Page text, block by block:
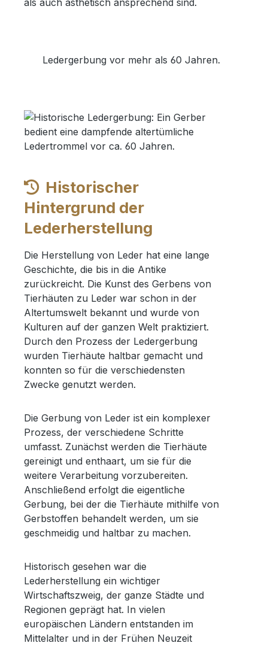
als auch ästhetisch ansprechend sind.
Ledergerbung vor mehr als 60 Jahren.
Historischer
Hintergrund der
Lederherstellung
Die Herstellung von Leder hat eine lange
Geschichte, die bis in die Antike
zurückreicht. Die Kunst des Gerbens von
Tierhäuten zu Leder war schon in der
Altertumswelt bekannt und wurde von
Kulturen auf der ganzen Welt praktiziert.
Durch den Prozess der Ledergerbung
wurden Tierhäute haltbar gemacht und
konnten so für die verschiedensten
Zwecke genutzt werden.
Die Gerbung von Leder ist ein komplexer
Prozess, der verschiedene Schritte
umfasst. Zunächst werden die Tierhäute
gereinigt und enthaart, um sie für die
weitere Verarbeitung vorzubereiten.
Anschließend erfolgt die eigentliche
Gerbung, bei der die Tierhäute mithilfe von
Gerbstoffen behandelt werden, um sie
geschmeidig und haltbar zu machen.
Historisch gesehen war die
Lederherstellung ein wichtiger
Wirtschaftszweig, der ganze Städte und
Regionen geprägt hat. In vielen
europäischen Ländern entstanden im
Mittelalter und in der Frühen Neuzeit